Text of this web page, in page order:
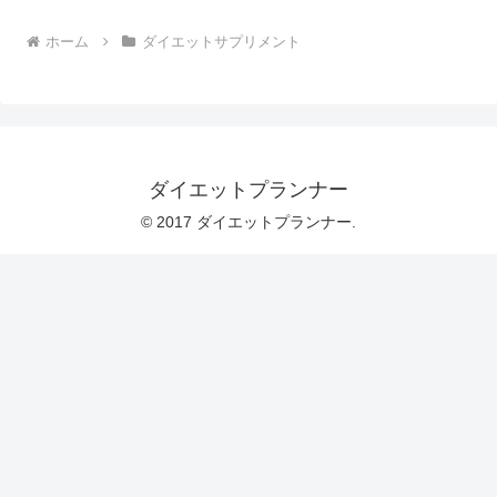
ホーム ダイエットサプリメント
ダイエットプランナー
© 2017 ダイエットプランナー.